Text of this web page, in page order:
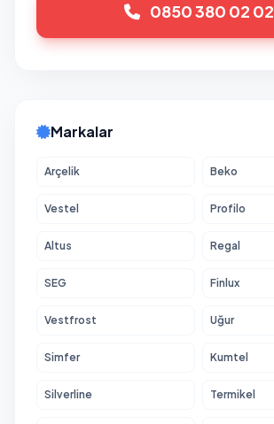
0850 380 02 02
Markalar
Arçelik Beko
Vestel Profilo
Altus Regal
SEG Finlux
Vestfrost Uğur
Simfer Kumtel
Silverline Termikel